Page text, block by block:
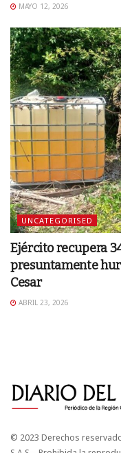
MAYO 12, 2026
UNCATEGORISED
Ejército recupera
presuntamente
Cesar
ABRIL 23, 2026
© 2023 Derechos